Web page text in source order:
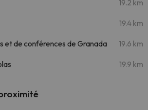
19.2 km
19.4 km
et de conférences de Granada 19.6 km
19.9 km